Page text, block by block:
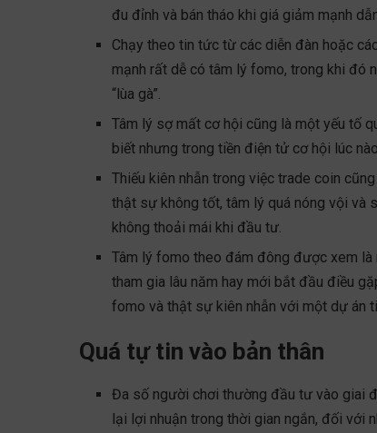
đu đỉnh và bán tháo khi giá giảm mạnh
Chạy theo tin tức từ các diễn đàn hoặc
mạnh rất dễ có tâm lý fomo, trong khi đó
“lùa gà”.
Tâm lý sợ mất cơ hội cũng là một yếu tố
biết nhưng trong tiền điện tử cơ hội lúc
Thiếu kiên nhẫn trong việc trade coin
thật sự không tốt, tâm lý quá nóng vội và
không thoải mái khi đầu tư.
Tâm lý fomo theo đám đông được xem là
tham gia lâu năm hay mới bắt đầu điều
fomo và thật sự kiên nhẫn với một dự án
Quá tự tin vào bản thân
Đa số người chơi thường đầu tư vào giai
lại lợi nhuận trong thời gian ngắn, đối với